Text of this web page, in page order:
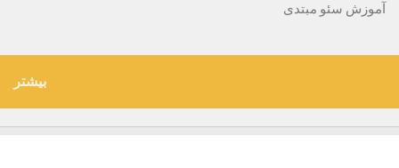
آموزش سئو مبتدی
بیشتر